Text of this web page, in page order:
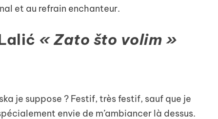
et au refrain enchanteur.
« Zato što volim »
je suppose ? Festif, très festif, sauf que je
envie de m’ambiancer là dessus.